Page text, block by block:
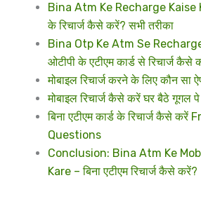
Bina Atm Ke Recharge Kaise
के रिचार्ज कैसे करें? सभी तरीका
Bina Otp Ke Atm Se Recharge
ओटीपी के एटीएम कार्ड से रिचार्ज कैसे
मोबाइल रिचार्ज करने के लिए कौन सा
मोबाइल रिचार्ज कैसे करें घर बैठे गूगल
बिना एटीएम कार्ड के रिचार्ज कैसे
Questions
Conclusion: Bina Atm Ke
Kare – बिना एटीएम रिचार्ज कैसे करें?